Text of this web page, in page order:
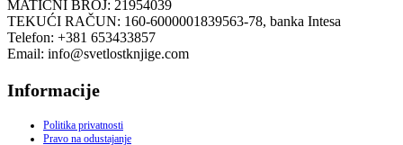
MATIČNI BROJ: 21954039
TEKUĆI RAČUN: 160-6000001839563-78, banka Intesa
Telefon: +381 653433857
Email: info@svetlostknjige.com
Informacije
Politika privatnosti
Pravo na odustajanje